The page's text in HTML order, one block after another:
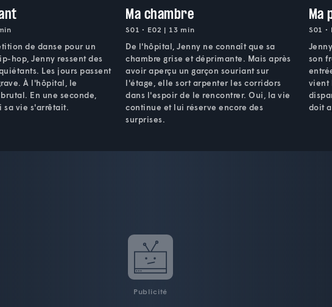
de danse pour un
hop, Jenny ressent des
Les jours passent
À l'hôpital, le
En une seconde,
sa vie s'arrêtait.
Ma chambre
S01 • E02 | 13 min
De l'hôpital, Jenny ne connaît que sa
chambre grise et déprimante. Mais après
avoir aperçu un garçon souriant sur
l'étage, elle sort arpenter les corridors
dans l'espoir de le rencontrer. Oui, la vie
continue et lui réserve encore des
surprises.
Ma
S01 •
son
vient
doit
Publicité